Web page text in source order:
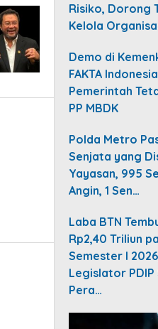
Risiko, Dorong
Kelola
Demo di
FAKTA
Pemerintah
PP MBDK
Polda Metro
Senjata yang
Yayasan, 995
Angin, 1 Sen…
Laba BTN
Rp2,40 Triliun
Semester I
Legislator
Pera…